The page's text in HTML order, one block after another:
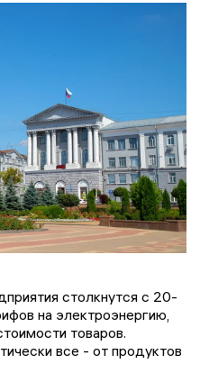
столкнутся с 20-
на электроэнергию,
товаров.
все - от продуктов